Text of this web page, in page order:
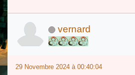
vernard
29 Novembre 2024 à 00:40:04